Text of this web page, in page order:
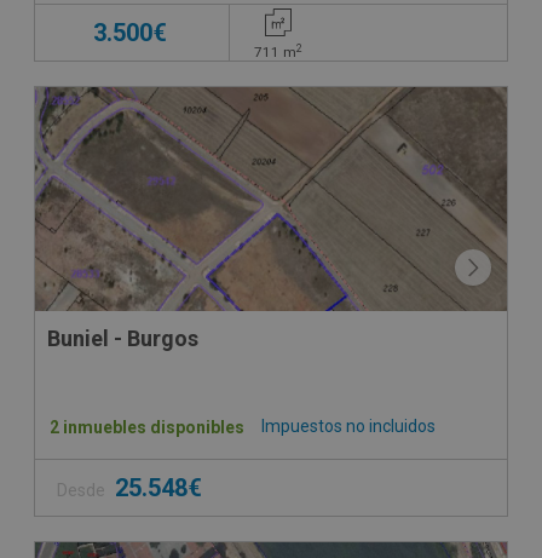
3.500€
711 m2
Buniel - Burgos
Impuestos no incluidos
2 inmuebles disponibles
Desde 25.548€